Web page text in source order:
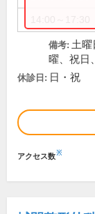
備考: 土曜
曜、祝日
休診日: 日・祝
アクセス数※